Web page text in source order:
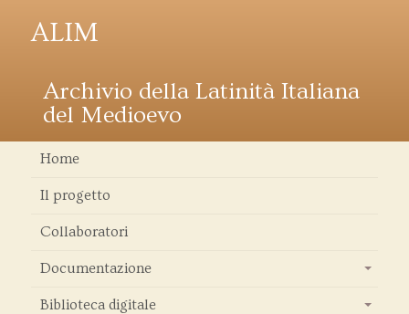
ALIM
Archivio della Latinità Italiana
del Medioevo
Home
Il progetto
Collaboratori
Documentazione
Biblioteca digitale